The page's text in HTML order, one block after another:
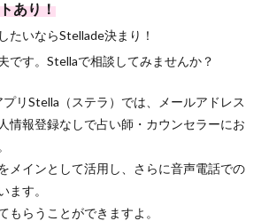
あり！
たいならStellade決まり！
です。Stellaで相談してみませんか？
プリStella（ステラ）では、メールアドレス
情報登録なしで占い師・カウンセラーにお
メインとして活用し、さらに音声電話での
ます。
もらうことができますよ。